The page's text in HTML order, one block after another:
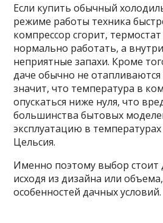
Если купить обычный
режиме работы техника
компрессор сгорит,
нормально работать, а
неприятные запахи. Кроме
даче обычно не отапливаются
значит, что температура в
опускаться ниже нуля, что
большинства бытовых
эксплуатацию в температурах
Цельсия.
Именно поэтому выбор стоит
исходя из дизайна или
особенностей дачных условий.